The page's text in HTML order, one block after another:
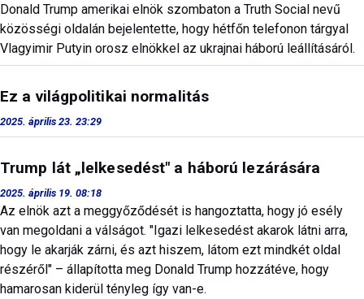
Donald Trump amerikai elnök szombaton a Truth Social nevű
közösségi oldalán bejelentette, hogy hétfőn telefonon tárgyal
Vlagyimir Putyin orosz elnökkel az ukrajnai háború leállításáról.
Ez a világpolitikai normalitás
2025. április 23. 23:29
Trump lát „lelkesedést" a háború lezárására
2025. április 19. 08:18
Az elnök azt a meggyőződését is hangoztatta, hogy jó esély
van megoldani a válságot. "Igazi lelkesedést akarok látni arra,
hogy le akarják zárni, és azt hiszem, látom ezt mindkét oldal
részéről" – állapította meg Donald Trump hozzátéve, hogy
hamarosan kiderül tényleg így van-e.